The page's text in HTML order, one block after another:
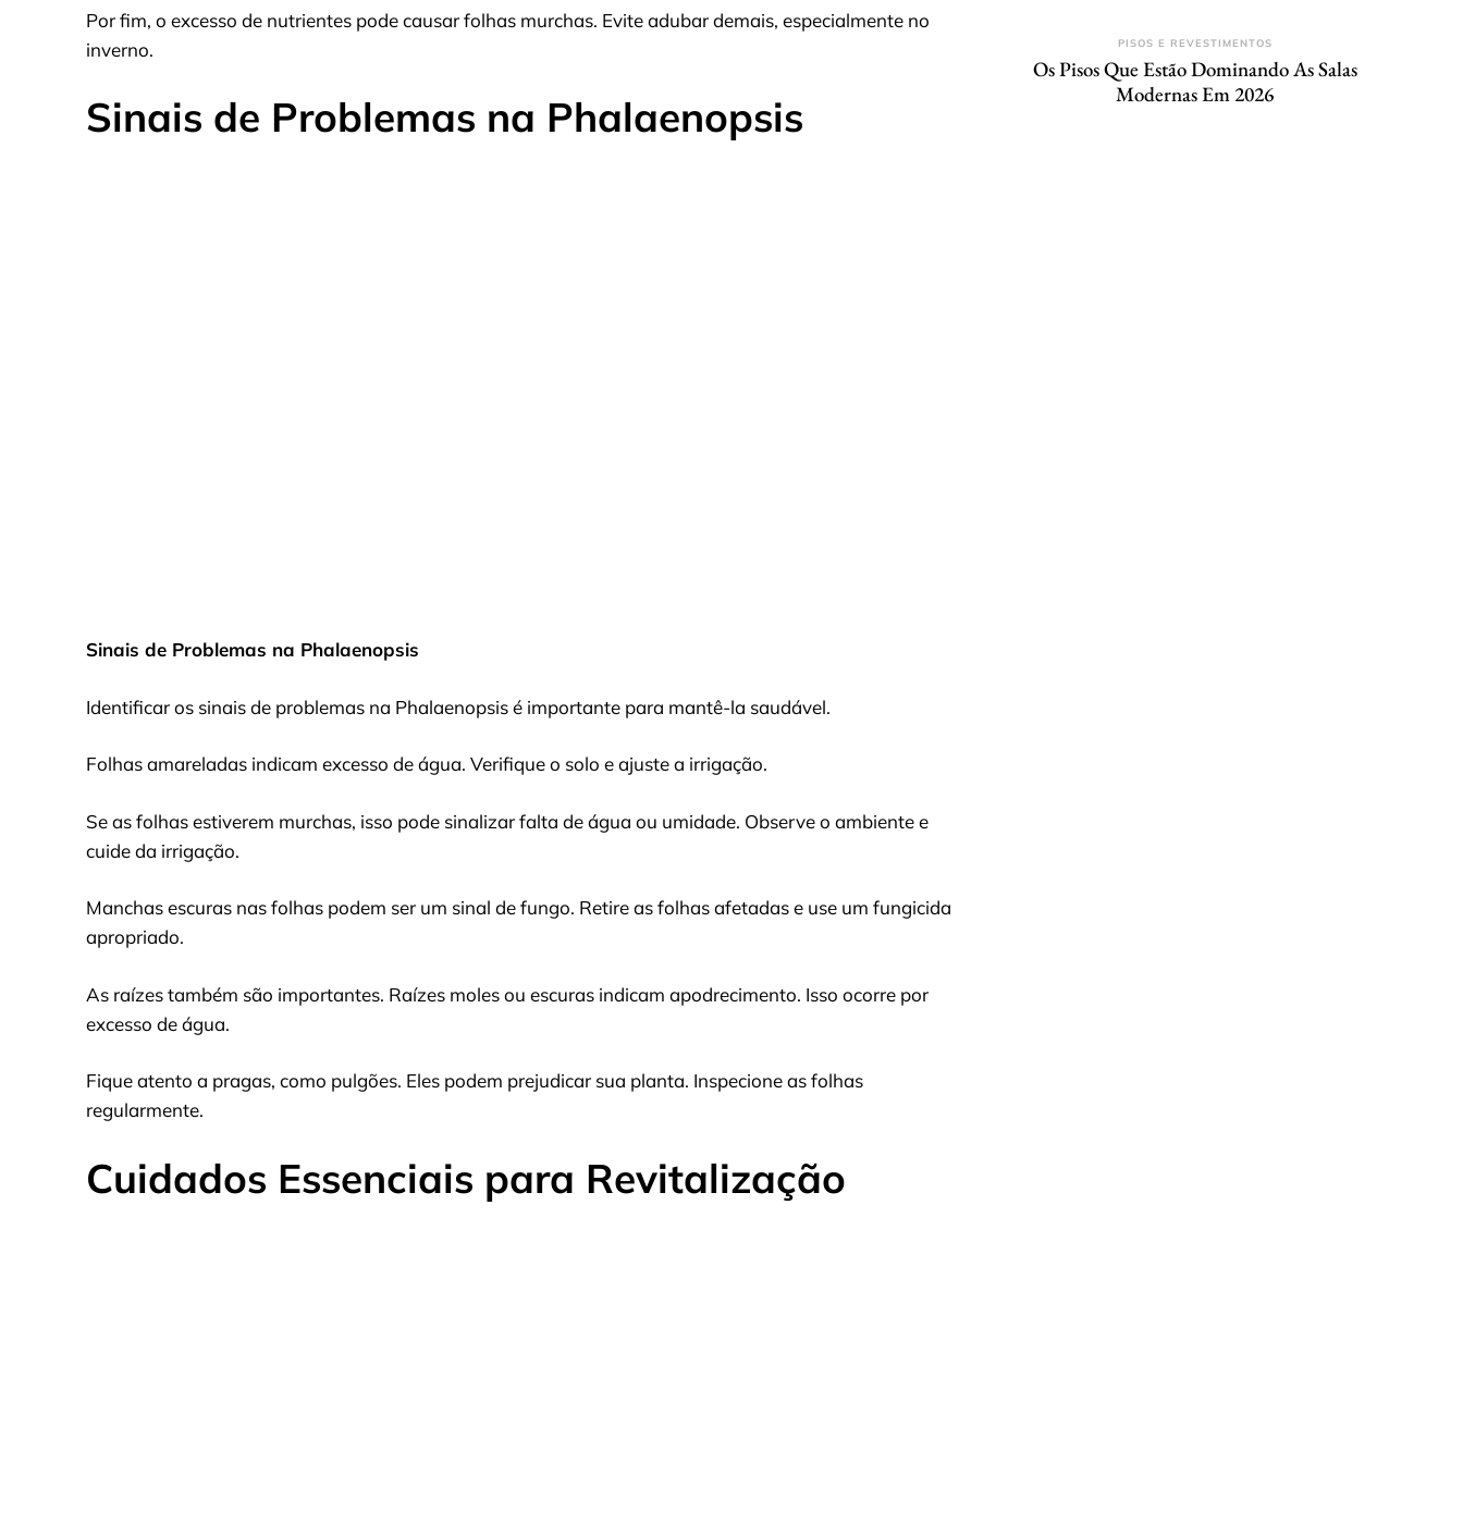
Por fim, o excesso de nutrientes pode causar folhas murchas. Evite adubar demais, especialmente no
inverno.
Sinais de Problemas na Phalaenopsis
Sinais de Problemas na Phalaenopsis
Identificar os sinais de problemas na Phalaenopsis é importante para mantê-la saudável.
Folhas amareladas indicam excesso de água. Verifique o solo e ajuste a irrigação.
Se as folhas estiverem murchas, isso pode sinalizar falta de água ou umidade. Observe o ambiente e
cuide da irrigação.
Manchas escuras nas folhas podem ser um sinal de fungo. Retire as folhas afetadas e use um fungicida
apropriado.
As raízes também são importantes. Raízes moles ou escuras indicam apodrecimento. Isso ocorre por
excesso de água.
Fique atento a pragas, como pulgões. Eles podem prejudicar sua planta. Inspecione as folhas
regularmente.
Cuidados Essenciais para Revitalização
PISOS E REVESTIMENTOS
Os Pisos Que Estão Dominando As Salas
Modernas Em 2026